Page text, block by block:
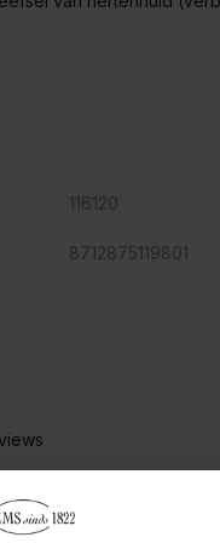
116120
8712875119801
over dit product..